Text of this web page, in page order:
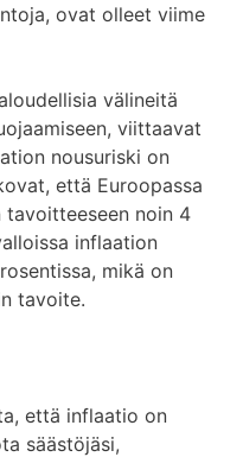
ovat olleet viime
välineitä
viittaavat
nousuriski on
että Euroopassa
tavoitteeseen noin 4
inflaation
mikä on
tavoite.
että inflaatio on
säästöjäsi,